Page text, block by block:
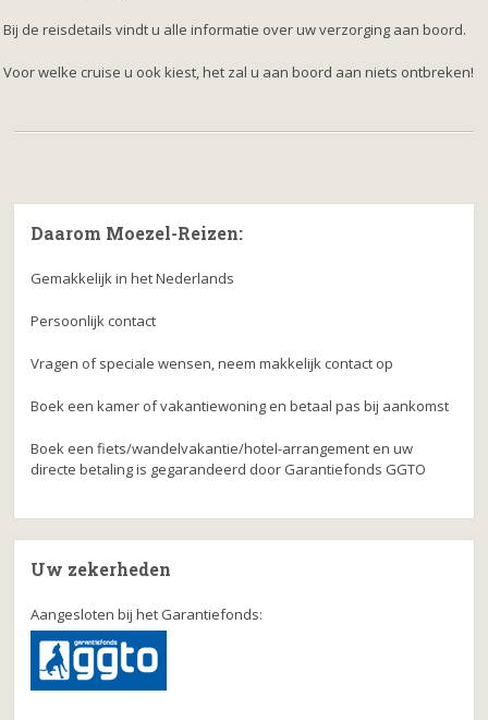
Bij de reisdetails vindt u alle informatie over uw verzorging aan boord.
Voor welke cruise u ook kiest, het zal u aan boord aan niets ontbreken!
Daarom Moezel-Reizen:
Gemakkelijk in het Nederlands
Persoonlijk contact
Vragen of speciale wensen, neem makkelijk contact op
Boek een kamer of vakantiewoning en betaal pas bij aankomst
Boek een fiets/wandelvakantie/hotel-arrangement en uw
directe betaling is gegarandeerd door Garantiefonds GGTO
Uw zekerheden
Aangesloten bij het Garantiefonds: